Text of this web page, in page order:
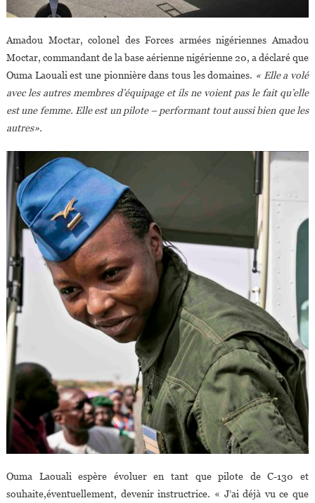
Amadou Moctar, colonel des Forces armées nigériennes Amadou
Moctar, commandant de la base aérienne nigérienne 20, a déclaré que
Ouma Laouali est une pionnière dans tous les domaines. « Elle a volé
avec les autres membres d’équipage et ils ne voient pas le fait qu’elle
est une femme. Elle est un pilote – performant tout aussi bien que les
autres».
Ouma Laouali espère évoluer en tant que pilote de C-130 et
souhaite,éventuellement, devenir instructrice. « J’ai déjà vu ce que